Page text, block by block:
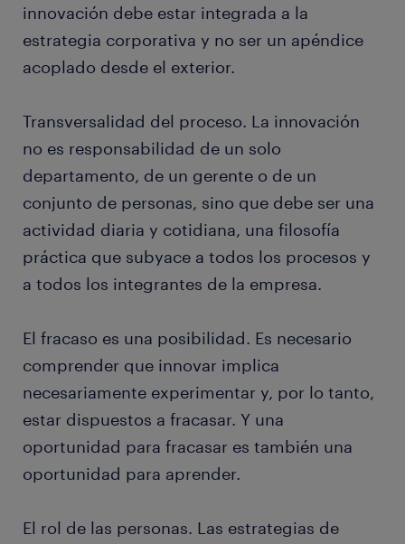
innovación debe estar integrada a la
estrategia corporativa y no ser un apéndice
acoplado desde el exterior.
Transversalidad del proceso. La innovación
no es responsabilidad de un solo
departamento, de un gerente o de un
conjunto de personas, sino que debe ser una
actividad diaria y cotidiana, una filosofía
práctica que subyace a todos los procesos y
a todos los integrantes de la empresa.
El fracaso es una posibilidad. Es necesario
comprender que innovar implica
necesariamente experimentar y, por lo tanto,
estar dispuestos a fracasar. Y una
oportunidad para fracasar es también una
oportunidad para aprender.
El rol de las personas. Las estrategias de